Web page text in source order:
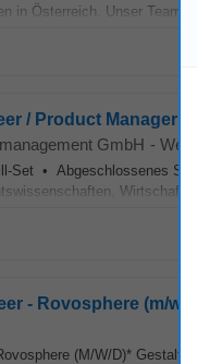
in Österreich. Unser Team
/ Product Manager
GmbH - Wels
Set • Abgeschlossenes
- Rovosphere (m/w/
(M/W/D)* Gestalte